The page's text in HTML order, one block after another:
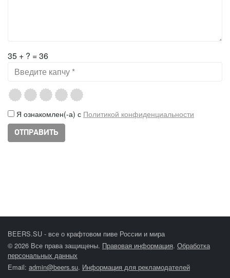
35 + ? = 36
Я ознакомлен(-а) с Политикой конфиденциальности
BEERS.SU - все о крафтовом пиве России и мира
© 2026 Все права защищены. Правовая информация. Обработка
персональных данных
Email: admin@beers.su. Информация для рекламодателей